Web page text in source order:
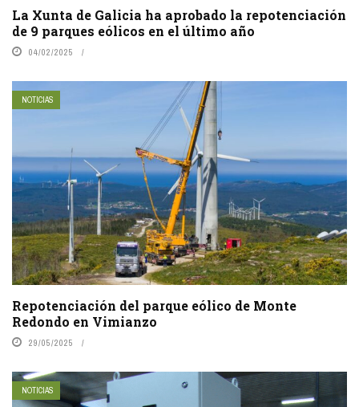
La Xunta de Galicia ha aprobado la repotenciación
de 9 parques eólicos en el último año
04/02/2025
NOTICIAS
Repotenciación del parque eólico de Monte
Redondo en Vimianzo
29/05/2025
NOTICIAS